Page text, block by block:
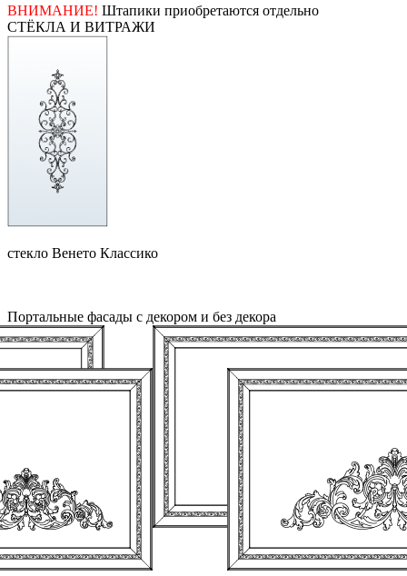
ВНИМАНИЕ! Штапики приобретаются отдельно
СТЁКЛА И ВИТРАЖИ
стекло Венето Классико
Портальные фасады с декором и без декора